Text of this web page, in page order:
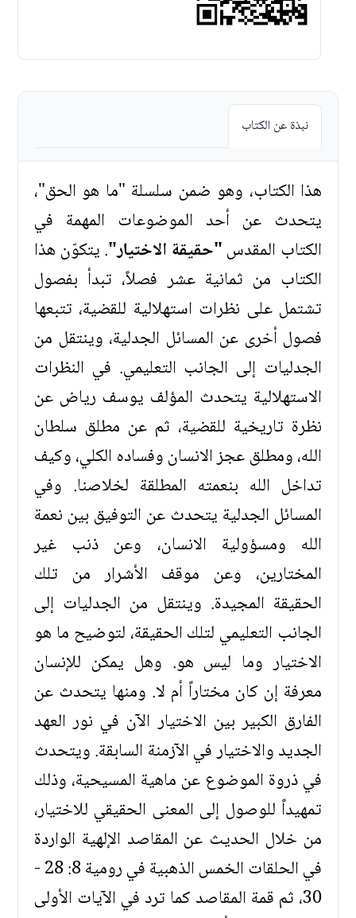
نبذة عن الكتاب
هذا الكتاب، وهو ضمن سلسلة "ما هو الحق"،
يتحدث عن أحد الموضوعات المهمة في
الكتاب المقدس"حقيقة الاختيار". يتكوّن هذا
الكتاب من ثمانية عشر فصلاً، تبدأ بفصول
تشتمل على نظرات استهلالية للقضية، تتبعها
فصول أخرى عن المسائل الجدلية، وينتقل من
الجدليات إلى الجانب التعليمي. في النظرات
الاستهلالية يتحدث المؤلف يوسف رياض عن
نظرة تاريخية للقضية، ثم عن مطلق سلطان
الله، ومطلق عجز الانسان وفساده الكلي، وكيف
تداخل الله بنعمته المطلقة لخلاصنا. وفي
المسائل الجدلية يتحدث عن التوفيق بين نعمة
الله ومسؤولية الانسان، وعن ذنب غير
المختارين، وعن موقف الأشرار من تلك
الحقيقة المجيدة. وينتقل من الجدليات إلى
الجانب التعليمي لتلك الحقيقة، لتوضيح ما هو
الاختيار وما ليس هو. وهل يمكن للإنسان
معرفة إن كان مختاراً أم لا. ومنها يتحدث عن
الفارق الكبير بين الاختيار الآن في نور العهد
الجديد والاختيار في الآزمنة السابقة. ويتحدث
في ذروة الموضوع عن ماهية المسيحية، وذلك
تمهيداً للوصول إلى المعنى الحقيقي للاختيار،
من خلال الحديث عن المقاصد الإلهية الواردة
في الحلقات الخمس الذهبية في رومية 8: 28 -
30، ثم قمة المقاصد كما ترد في الآيات الأولى